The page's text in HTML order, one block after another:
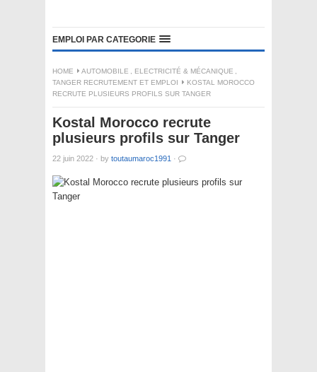
EMPLOI PAR CATEGORIE
HOME AUTOMOBILE , ELECTRICITÉ & MÉCANIQUE ,
TANGER RECRUTEMENT ET EMPLOI
KOSTAL MOROCCO
RECRUTE PLUSIEURS PROFILS SUR TANGER
Kostal Morocco recrute
plusieurs profils sur Tanger
22 juin 2022 · by toutaumaroc1991 ·